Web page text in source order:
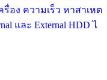
อง ความเร็ว หาสาเหต
และ External HDD ไ